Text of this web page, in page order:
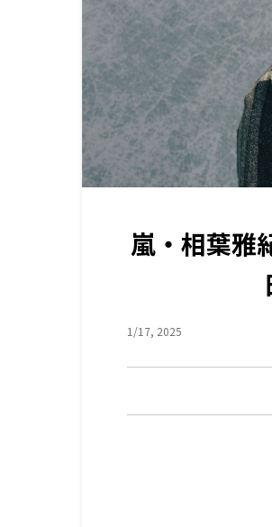
嵐・相葉雅
1/17, 2025